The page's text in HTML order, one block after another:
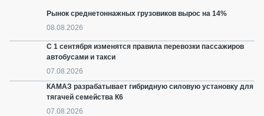
Рынок среднетоннажных грузовиков вырос на 14%
08.08.2026
С 1 сентября изменятся правила перевозки пассажиров
автобусами и такси
07.08.2026
КАМАЗ разрабатывает гибридную силовую установку для
тягачей семейства К6
07.08.2026